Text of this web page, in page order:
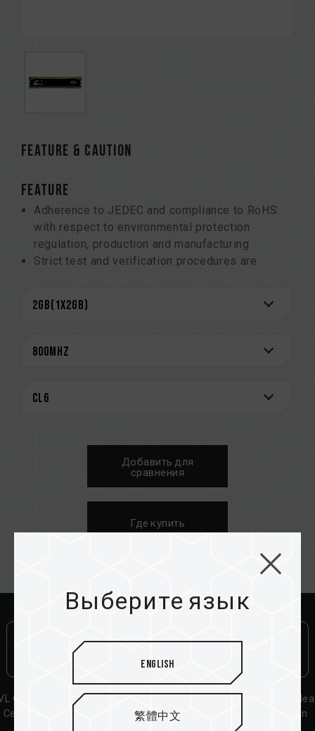
FEATURE & CAUTION
FEATURE
Adherence to JEDEC and compliance to RoHS
with respect to environmental protection
regulation, production and manufacturing
Strict test and verification procedures are
Добавить для
сравнения
Где купить
Compatibility
Certification
Aluminum
Dissipation
Выберите язык
English
繁體中文